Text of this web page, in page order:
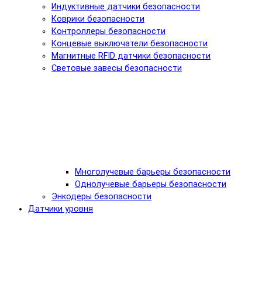
Индуктивные датчики безопасности
Коврики безопасности
Контроллеры безопасности
Концевые выключатели безопасности
Магнитные RFID датчики безопасности
Световые завесы безопасности
Многолучевые барьеры безопасности
Однолучевые барьеры безопасности
Энкодеры безопасности
Датчики уровня